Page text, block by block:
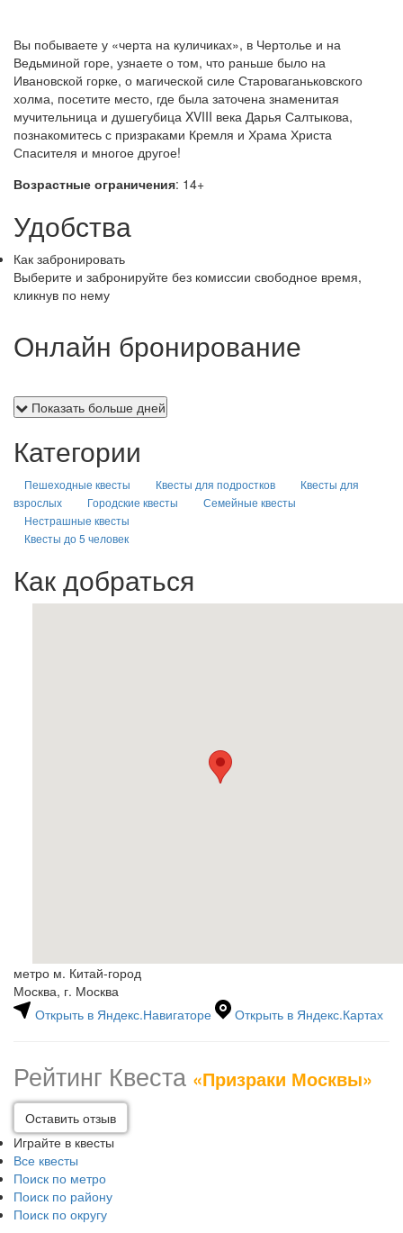
Вы побываете у «черта на куличиках», в Чертолье и на
Ведьминой горе, узнаете о том, что раньше было на
Ивановской горке, о магической силе Староваганьковского
холма, посетите место, где была заточена знаменитая
мучительница и душегубица XVIII века Дарья Салтыкова,
познакомитесь с призраками Кремля и Храма Христа
Спасителя и многое другое!
Возрастные ограничения: 14+
Удобства
Как забронировать
Выберите и забронируйте без комиссии свободное время,
кликнув по нему
Онлайн бронирование
Показать больше дней
Категории
Пешеходные квесты Квесты для подростков
Квесты для
взрослых
Городские квесты
Семейные квесты
Нестрашные квесты
Квесты до 5 человек
Как добраться
метро м. Китай-город
Москва, г. Москва
Открыть в Яндекс.Навигаторе
Открыть в Яндекс.Картах
Рейтинг Квеста «Призраки Москвы»
Оставить отзыв
Играйте в квесты
Все квесты
Поиск по метро
Поиск по району
Поиск по округу